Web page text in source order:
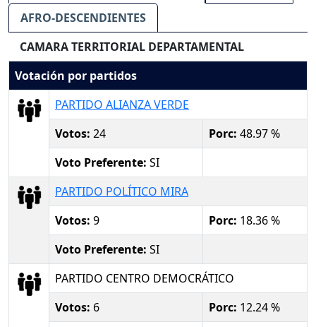
AFRO-DESCENDIENTES
CAMARA TERRITORIAL DEPARTAMENTAL
Votación por partidos
PARTIDO ALIANZA VERDE
Votos: 24 Porc: 48.97 %
Voto Preferente: SI
PARTIDO POLÍTICO MIRA
Votos: 9 Porc: 18.36 %
Voto Preferente: SI
PARTIDO CENTRO DEMOCRÁTICO
Votos: 6 Porc: 12.24 %